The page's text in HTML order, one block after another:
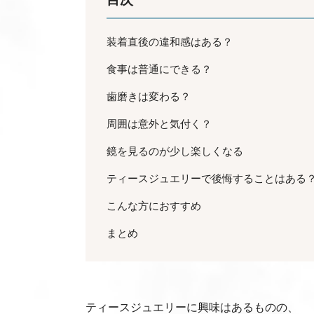
装着直後の違和感はある？
食事は普通にできる？
歯磨きは変わる？
周囲は意外と気付く？
鏡を見るのが少し楽しくなる
ティースジュエリーで後悔することはある
こんな方におすすめ
まとめ
ティースジュエリーに興味はあるものの、